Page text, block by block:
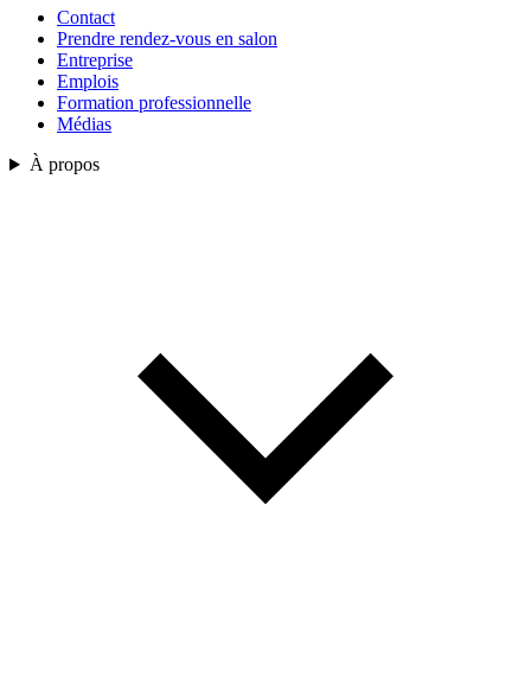
Contact
Prendre rendez-vous en salon
Entreprise
Emplois
Formation professionnelle
Médias
À propos